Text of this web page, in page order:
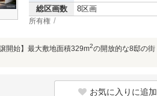
総区画数
8区画
所有権
譲開始】最大敷地面積329m2の開放的な8邸の街
お気に入りに追加